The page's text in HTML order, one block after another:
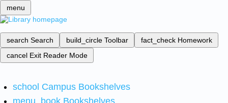
menu
search Search build_circle Toolbar fact_check Homework
cancel Exit Reader Mode
school Campus Bookshelves
menu_book Bookshelves